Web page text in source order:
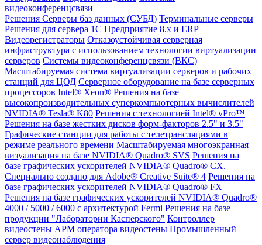
видеоконференцсвязи
Решения Серверы баз данных (СУБД) Терминальные серверы
Решения для сервера 1С Предприятие 8.x и ERP
Видеорегистраторы Отказоустойчивая серверная
инфраструктура с использованием технологии виртуализации
серверов Системы видеоконференцсвязи (ВКС)
Масштабируемая система виртуализации серверов и рабочих
станций для ЦОД Серверное оборудование на базе серверных
процессоров Intel® Xeon® Решения на базе
высокопроизводительных суперкомпьютерных вычислителей
NVIDIA® Tesla® K80 Решения с технологией Intel® vPro™
Решения на базе жестких дисков форм-факторов 2.5" и 3.5"
Графические станции для работы с телетрансляциями в
режиме реального времени Масштабируемая многоэкранная
визуализация на базе NVIDIA® Quadro® SVS Решения на
базе графических ускорителей NVIDIA® Quadro® CX.
Специально создано для Adobe® Creative Suite® 4 Решения на
базе графических ускорителей NVIDIA® Quadro® FX
Решения на базе графических ускорителей NVIDIA® Quadro®
4000 / 5000 / 6000 с архитектурой Fermi Решения на базе
продукции "Лаборатории Касперского" Контроллер
видеостены АРМ оператора видеостены Промышленный
сервер видеонаблюдения